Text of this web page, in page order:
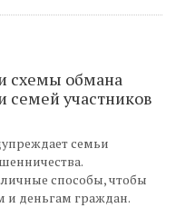
схемы обмана
участников
семьи
способы, чтобы
и деньгам граждан.